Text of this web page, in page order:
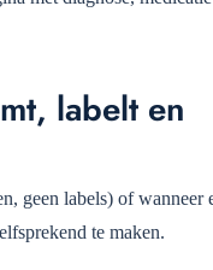
labelt en
geen labels) of wanneer
te maken.